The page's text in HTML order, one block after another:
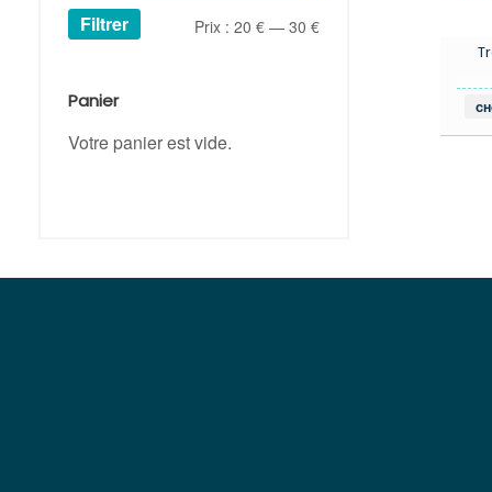
Prix
Prix
Filtrer Prix :20 € —30 €
Panier
Votre panier est vide.